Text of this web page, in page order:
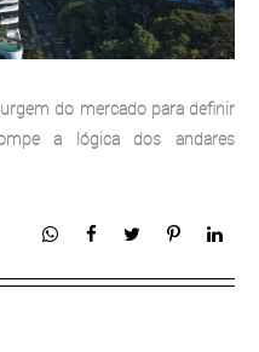
do mercado para definir
a lógica dos andares